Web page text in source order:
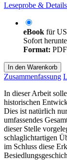
Leseprobe & Details
eBook für
Sofort
Format:
In den Warenkorb
Zusammenfassung
In dieser Arbeit
historischen
Dies ist natürlich
umfassendes
dieser Stelle
schlaglichtartigen
im Schluss diese